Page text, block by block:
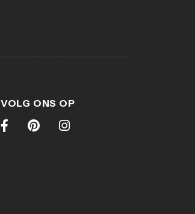
VOLG ONS OP